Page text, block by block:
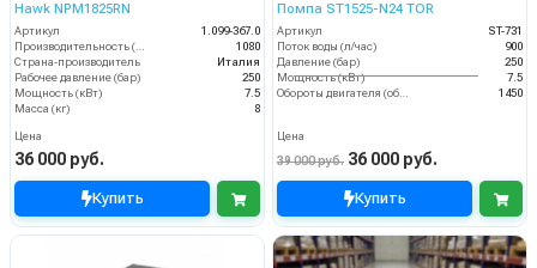
Hawk NPM1825RN
Артикул
1.099-367.0
Производительность (л/ч)
1080
Страна-производитель
Италия
Рабочее давление (бар)
250
Мощность (кВт)
7.5
Масса (кг)
8
Цена
36 000 руб.
Купить
Помпа ST1525-N24 TOR
Артикул
ST-731
Поток воды (л/час)
900
Давление (бар)
250
Мощность (кВт)
7.5
Обороты двигателя (об/мин)
1450
Цена
39 000 руб. 36 000 руб.
Купить